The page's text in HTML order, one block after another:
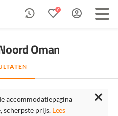
0
Oman
accommodatiepagina
scherpste prijs. Lees
✕